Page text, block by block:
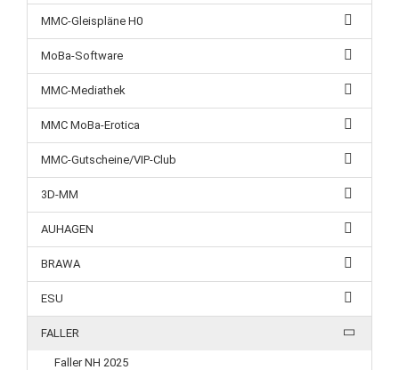
MMC-Gleispläne H0
MoBa-Software
MMC-Mediathek
MMC MoBa-Erotica
MMC-Gutscheine/VIP-Club
3D-MM
AUHAGEN
BRAWA
ESU
FALLER
Faller NH 2025